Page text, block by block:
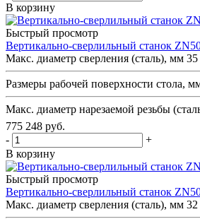
В корзину
Быстрый просмотр
Вертикально-сверлильный станок
Макс. диаметр сверления (сталь), мм 35
Размеры рабочей поверхности стола,
Макс. диаметр нарезаемой резьбы
775 248 руб.
-
+
В корзину
Быстрый просмотр
Вертикально-сверлильный станок
Макс. диаметр сверления (сталь), мм 32